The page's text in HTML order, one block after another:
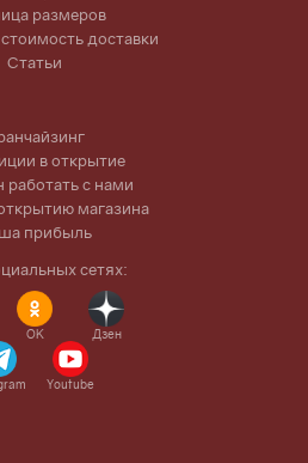
размеров
доставки
Статьи
в открытие
работать с нами
магазина
прибыль
сетях:
OK Дзен
Youtube